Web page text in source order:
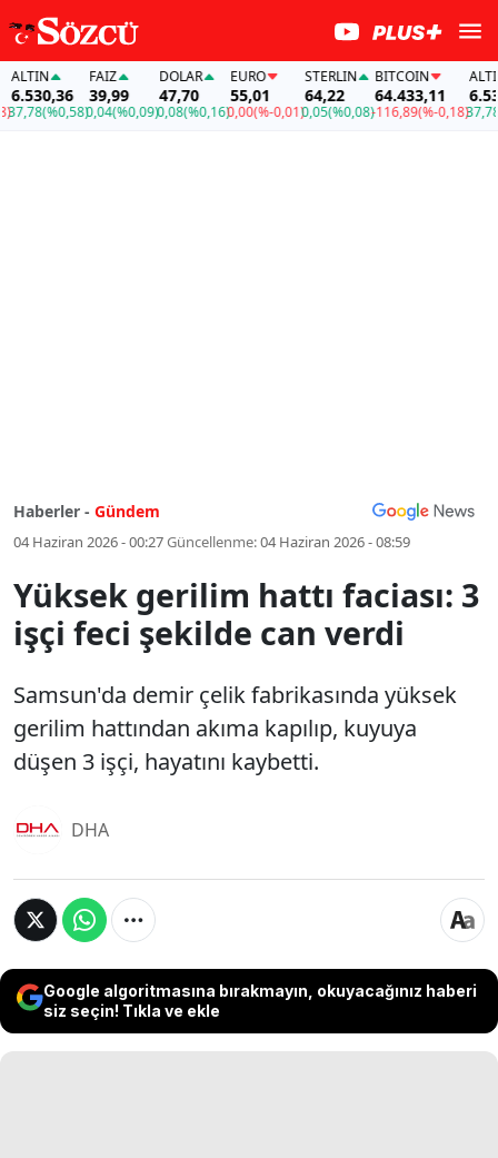
(%0,58)
FAİZ
39,99
0,04(%0,09)
DOLAR
47,70
0,08(%0,16)
EURO
55,01
0,00(%-0,01)
STERLIN
64,22
0,05(%0,08)
BITCOIN
64.433,11
-116,89(%-0,18)
ALTIN
37,78
Haberler - Gündem
04 Haziran 2026 - 00:27Güncellenme:04 Haziran 2026 - 08:59
Yüksek gerilim hattı faciası: 3
işçi feci şekilde can verdi
Samsun'da demir çelik fabrikasında yüksek
gerilim hattından akıma kapılıp, kuyuya
düşen 3 işçi, hayatını kaybetti.
DHA
Google algoritmasına bırakmayın, okuyacağınız haberi
siz seçin! Tıkla ve ekle